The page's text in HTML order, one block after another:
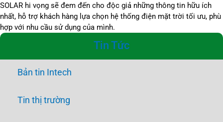
SOLAR hi vọng sẽ đem đến cho độc giả những thông tin hữu ích
nhất, hỗ trợ khách hàng lựa chọn hệ thống điện mặt trời tối ưu, phù
hợp với nhu cầu sử dụng của mình.
Tin Tức
Bản tin Intech
Tin thị trường